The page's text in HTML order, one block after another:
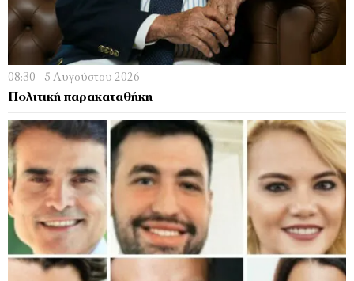
08:30 - 5 Αυγούστου 2026
Πολιτική παρακαταθήκη